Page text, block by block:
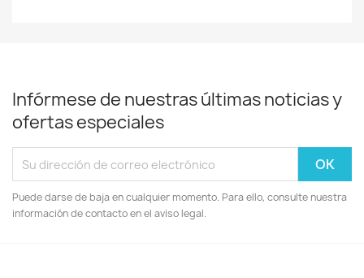
Infórmese de nuestras últimas noticias y
ofertas especiales
Puede darse de baja en cualquier momento. Para ello, consulte nuestra
información de contacto en el aviso legal.